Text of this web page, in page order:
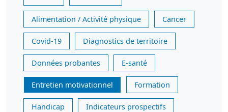
Alimentation / Activité physique Cancer
Covid-19 Diagnostics de territoire
Données probantes E-santé
Entretien motivationnel Formation
Handicap Indicateurs prospectifs